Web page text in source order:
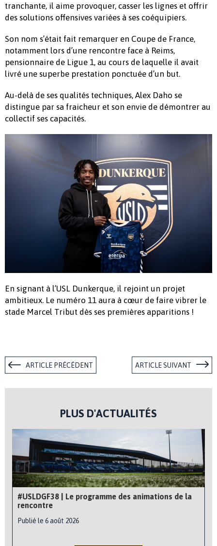
tranchante, il aime provoquer, casser les lignes et offrir
des solutions offensives variées à ses coéquipiers.
Son nom s’était fait remarquer en Coupe de France,
notamment lors d’une rencontre face à Reims,
pensionnaire de Ligue 1, au cours de laquelle il avait
livré une superbe prestation ponctuée d’un but.
Au-delà de ses qualités techniques, Alex Daho se
distingue par sa fraicheur et son envie de démontrer au
collectif ses capacités.
En signant à l’USL Dunkerque, il rejoint un projet
ambitieux. Le numéro 11 aura à cœur de faire vibrer le
stade Marcel Tribut dès ses premières apparitions !
ARTICLE PRÉCÉDENT ARTICLE SUIVANT
PLUS D'ACTUALITÉS
#USLDGF38 | Le programme des animations de la
rencontre
Publié le 6 août 2026